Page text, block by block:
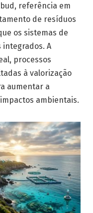
referência em
de resíduos
os sistemas de
integrados. A
processos
à valorização
aumentar a
ambientais.